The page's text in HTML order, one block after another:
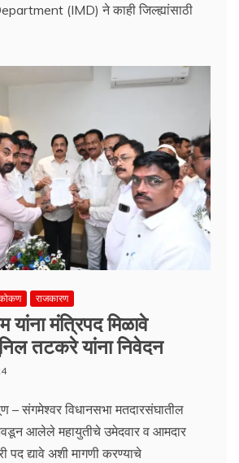
(IMD) ने काही जिल्ह्यांसाठी
राजकारण
मंत्रिपद मिळावे
तटकरे यांना निवेदन
– संगमेश्वर विधानसभा मतदारसंघातील
आलेले महायुतीचे उमेदवार व आमदार
पद द्यावे अशी मागणी करण्याचे